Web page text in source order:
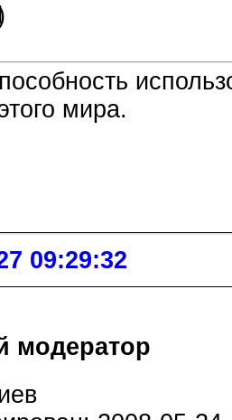
мира.
09:29:32
модератор